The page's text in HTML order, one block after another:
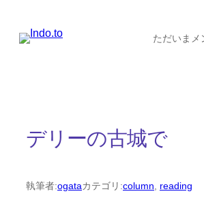
ただいまメ
デリーの古城で
執筆者:ogataカテゴリ:column, reading